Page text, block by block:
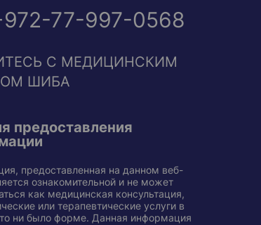
77-997-0568
С МЕДИЦИНСКИМ
ШИБА
предоставления
предоставленная на данном веб-
ознакомительной и не может
как медицинская консультация,
или терапевтические услуги в
ни было форме. Данная информация